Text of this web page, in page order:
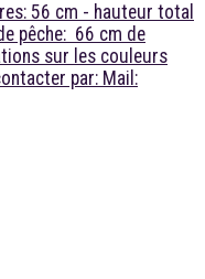
56 cm - hauteur total
pêche: 66 cm de
sur les couleurs
par: Mail: